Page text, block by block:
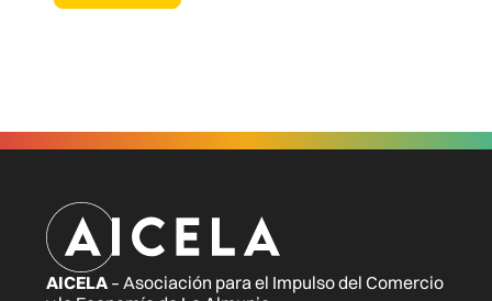
AICELA– Asociación para el Impulso del Comercio